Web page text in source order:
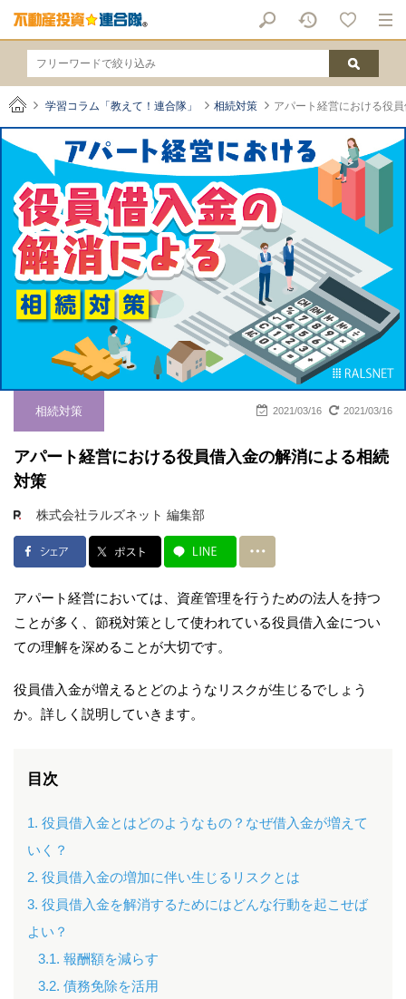
学習コラム「教えて！連合隊」 相続対策 アパート経営における役
相続対策 2021/03/16 2021/03/16
アパート経営における役員借入金の解消による相続
対策
株式会社ラルズネット 編集部
アパート経営においては、資産管理を行うための法人を持つ
ことが多く、節税対策として使われている役員借入金につい
ての理解を深めることが大切です。
役員借入金が増えるとどのようなリスクが生じるでしょう
か。詳しく説明していきます。
目次
1. 役員借入金とはどのようなもの？なぜ借入金が増えて
いく？
2. 役員借入金の増加に伴い生じるリスクとは
3. 役員借入金を解消するためにはどんな行動を起こせば
よい？
3.1. 報酬額を減らす
3.2. 債務免除を活用